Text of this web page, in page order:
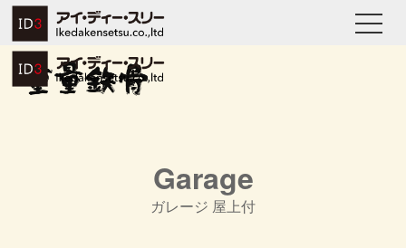
Garage
ガレージ 屋上付